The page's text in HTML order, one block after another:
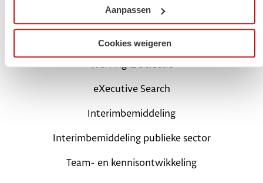
Aanpassen
Cookies weigeren
Voor opdrachtgevers
SchaalX professionals
eXecutive Search
Interimbemiddeling
Interimbemiddeling publieke sector
Team- en kennisontwikkeling